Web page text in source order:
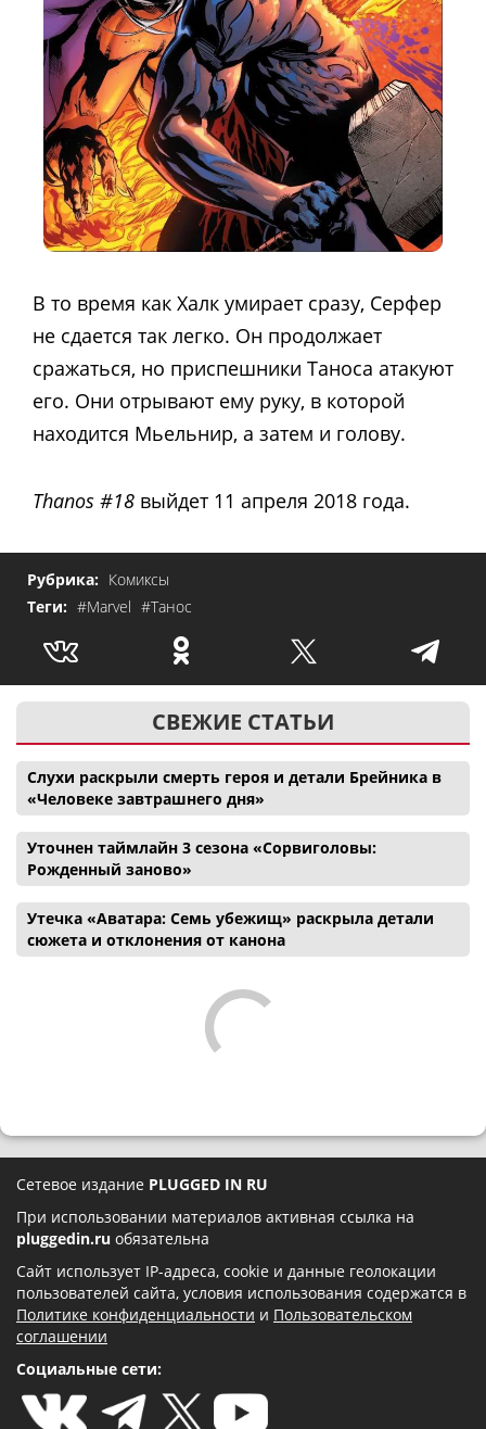
В то время как Халк умирает сразу, Серфер
не сдается так легко. Он продолжает
сражаться, но приспешники Таноса атакуют
его. Они отрывают ему руку, в которой
находится Мьельнир, а затем и голову.
Thanos #18 выйдет 11 апреля 2018 года.
Рубрика: Комиксы
Теги: #Marvel #Танос
СВЕЖИЕ СТАТЬИ
Слухи раскрыли смерть героя и детали Брейника в
«Человеке завтрашнего дня»
Уточнен таймлайн 3 сезона «Сорвиголовы:
Рожденный заново»
Утечка «Аватара: Семь убежищ» раскрыла детали
сюжета и отклонения от канона
Сетевое издание PLUGGED IN RU
При использовании материалов активная ссылка на
pluggedin.ru обязательна
Сайт использует IP-адреса, cookie и данные геолокации
пользователей сайта, условия использования содержатся в
Политике конфиденциальности и Пользовательском
соглашении
Социальные сети: